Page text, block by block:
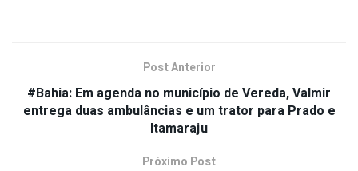
Post Anterior
#Bahia: Em agenda no município de Vereda, Valmir
entrega duas ambulâncias e um trator para Prado e
Itamaraju
Próximo Post